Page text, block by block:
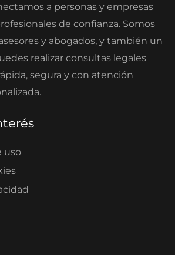
a personas y empresas
de confianza. Somos
y abogados, y también un
realizar consultas legales
segura y con atención
uso